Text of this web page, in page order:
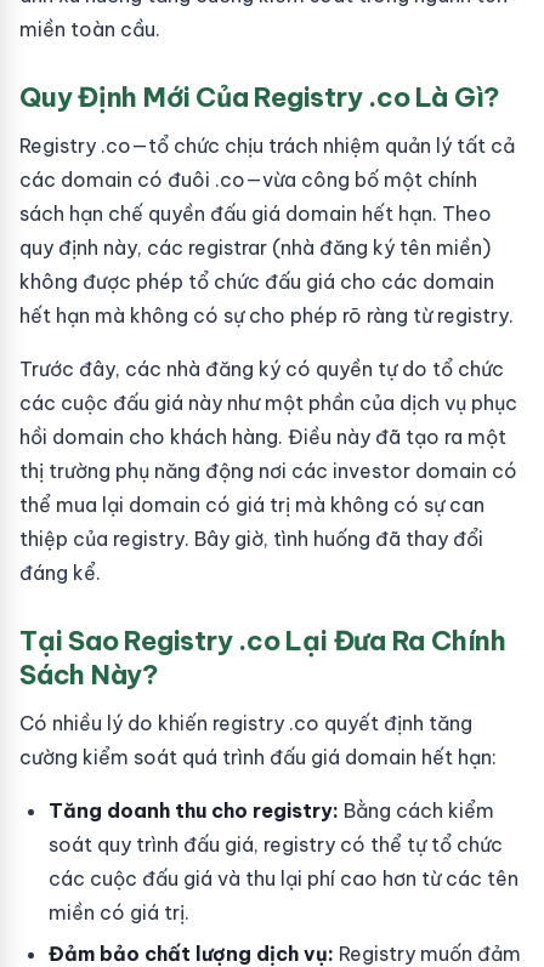
miền toàn cầu.
Quy Định Mới Của Registry .co Là Gì?
Registry .co—tổ chức chịu trách nhiệm quản lý tất cả
các domain có đuôi .co—vừa công bố một chính
sách hạn chế quyền đấu giá domain hết hạn. Theo
quy định này, các registrar (nhà đăng ký tên miền)
không được phép tổ chức đấu giá cho các domain
hết hạn mà không có sự cho phép rõ ràng từ registry.
Trước đây, các nhà đăng ký có quyền tự do tổ chức
các cuộc đấu giá này như một phần của dịch vụ phục
hồi domain cho khách hàng. Điều này đã tạo ra một
thị trường phụ năng động nơi các investor domain có
thể mua lại domain có giá trị mà không có sự can
thiệp của registry. Bây giờ, tình huống đã thay đổi
đáng kể.
Tại Sao Registry .co Lại Đưa Ra Chính
Sách Này?
Có nhiều lý do khiến registry .co quyết định tăng
cường kiểm soát quá trình đấu giá domain hết hạn:
Tăng doanh thu cho registry: Bằng cách kiểm
soát quy trình đấu giá, registry có thể tự tổ chức
các cuộc đấu giá và thu lại phí cao hơn từ các tên
miền có giá trị.
Đảm bảo chất lượng dịch vụ: Registry muốn đảm